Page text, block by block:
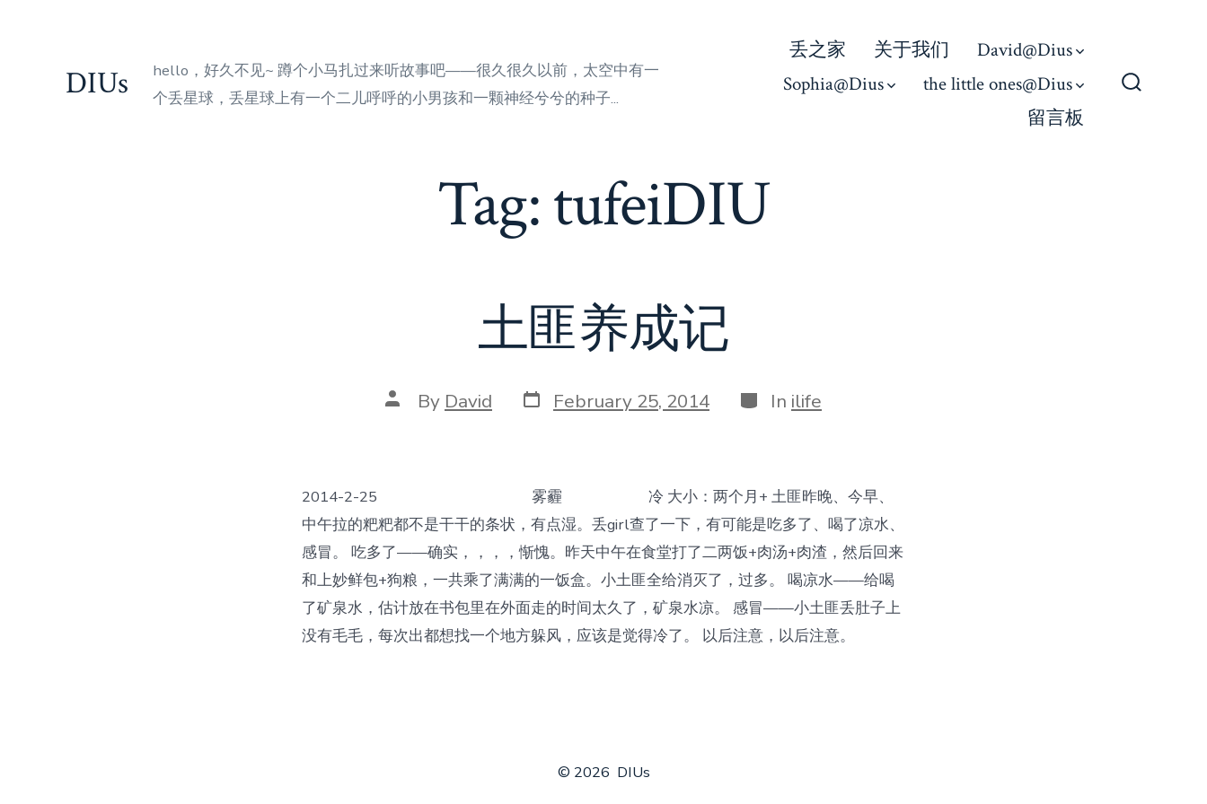
DIUs
hello，好久不见~ 蹲个小马扎过来听故事吧——很久很久以前，太空中有一
个丢星球，丢星球上有一个二儿呼呼的小男孩和一颗神经兮兮的种子...
丢之家 关于我们
David@Dius
Sophia@Dius
the little ones@Dius
留言板
Tag:tufeiDIU
土匪养成记
Post
author
By David Post
date
February 25, 2014 Categories
In ilife
2014-2-25 雾霾 冷 大小：两个月+ 土匪昨晚、今早、
中午拉的粑粑都不是干干的条状，有点湿。丢girl查了一下，有可能是吃多了、喝了凉水、
感冒。 吃多了——确实，，，，惭愧。昨天中午在食堂打了二两饭+肉汤+肉渣，然后回来
和上妙鲜包+狗粮，一共乘了满满的一饭盒。小土匪全给消灭了，过多。 喝凉水——给喝
了矿泉水，估计放在书包里在外面走的时间太久了，矿泉水凉。 感冒——小土匪丢肚子上
没有毛毛，每次出都想找一个地方躲风，应该是觉得冷了。 以后注意，以后注意。
© 2026 DIUs